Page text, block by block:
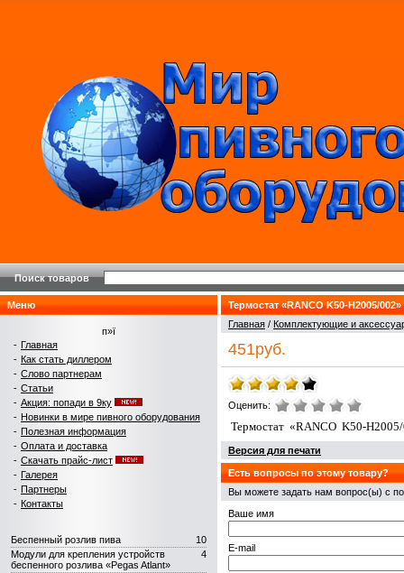
Поиск товаров
Меню
п»ї
- Главная
- Как стать диллером
- Слово партнерам
- Статьи
- Акция: попади в 9ку
- Новинки в мире пивного оборудования
- Полезная информация
- Оплата и доставка
- Скачать прайс-лист
- Галерея
- Партнеры
- Контакты
10
Беспенный розлив пива
4
Модули для крепления устройств
беспенного розлива «Pegas Atlant»
Термостат «RANCO K50-H2005/002»
Главная / Комплектующие и
451руб.
Оценить:
Термостат «RANCO K50-H
Версия для печати
Есть вопросы по этому товару?
Вы можете задать нам вопрос(ы) с
Ваше имя
E-mail